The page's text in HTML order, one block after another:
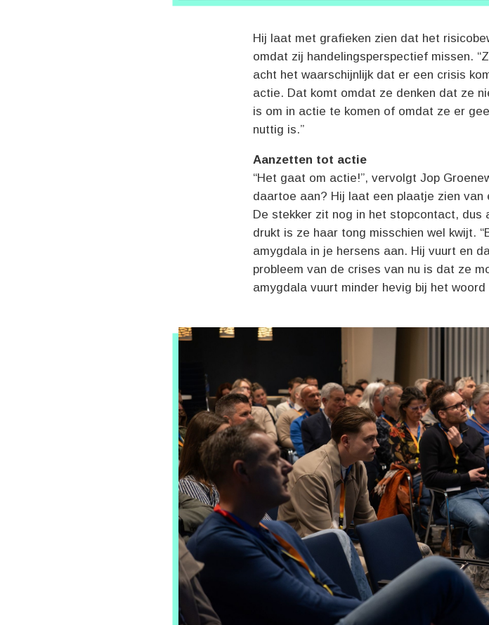
Hij laat met grafieken zien dat het
omdat zij handelingsperspectief missen.
acht het waarschijnlijk dat er een crisis
actie. Dat komt omdat ze denken dat ze
is om in actie te komen of omdat ze er
nuttig is.”
Aanzetten tot actie
“Het gaat om actie!”, vervolgt Jop
daartoe aan? Hij laat een plaatje zien
De stekker zit nog in het stopcontact, dus
drukt is ze haar tong misschien wel kwijt.
amygdala in je hersens aan. Hij vuurt en
probleem van de crises van nu is dat ze
amygdala vuurt minder hevig bij het woord